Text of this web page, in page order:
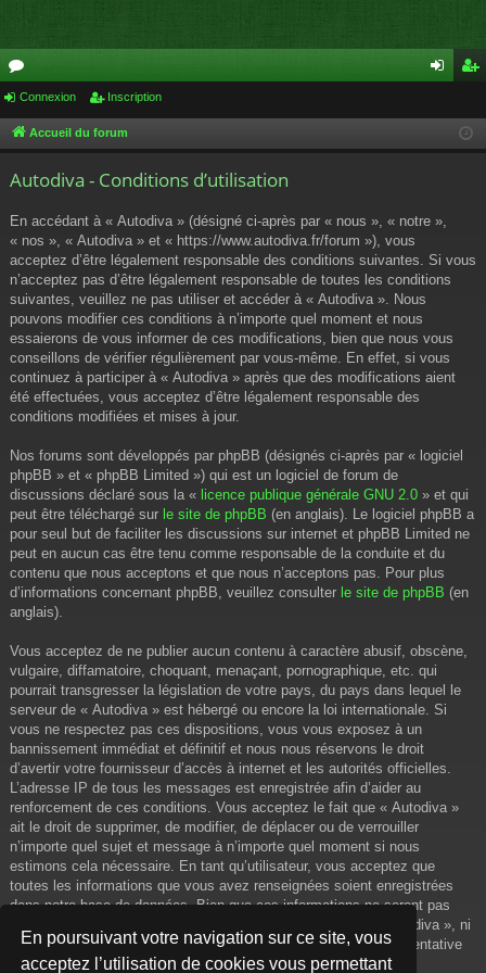
En poursuivant votre navigation sur ce site, vous
acceptez l’utilisation de cookies vous permettant
or
u cri
Connexion Inscription
Accueil du forum
Autodiva - Conditions d’utilisation
En accédant à « Autodiva » (désigné ci-après par « nous », « notre »,
« nos », « Autodiva » et « https://www.autodiva.fr/forum »), vous
acceptez d’être légalement responsable des conditions suivantes. Si vous
n’acceptez pas d’être légalement responsable de toutes les conditions
suivantes, veuillez ne pas utiliser et accéder à « Autodiva ». Nous
pouvons modifier ces conditions à n’importe quel moment et nous
essaierons de vous informer de ces modifications, bien que nous vous
conseillons de vérifier régulièrement par vous-même. En effet, si vous
continuez à participer à « Autodiva » après que des modifications aient
été effectuées, vous acceptez d’être légalement responsable des
conditions modifiées et mises à jour.
Nos forums sont développés par phpBB (désignés ci-après par « logiciel
phpBB » et « phpBB Limited ») qui est un logiciel de forum de
discussions déclaré sous la « licence publique générale GNU 2.0 » et qui
peut être téléchargé sur le site de phpBB (en anglais). Le logiciel phpBB a
pour seul but de faciliter les discussions sur internet et phpBB Limited ne
peut en aucun cas être tenu comme responsable de la conduite et du
contenu que nous acceptons et que nous n’acceptons pas. Pour plus
d’informations concernant phpBB, veuillez consulter le site de phpBB (en
anglais).
Vous acceptez de ne publier aucun contenu à caractère abusif, obscène,
vulgaire, diffamatoire, choquant, menaçant, pornographique, etc. qui
pourrait transgresser la législation de votre pays, du pays dans lequel le
serveur de « Autodiva » est hébergé ou encore la loi internationale. Si
vous ne respectez pas ces dispositions, vous vous exposez à un
bannissement immédiat et définitif et nous nous réservons le droit
d’avertir votre fournisseur d’accès à internet et les autorités officielles.
L’adresse IP de tous les messages est enregistrée afin d’aider au
renforcement de ces conditions. Vous acceptez le fait que « Autodiva »
ait le droit de supprimer, de modifier, de déplacer ou de verrouiller
n’importe quel sujet et message à n’importe quel moment si nous
estimons cela nécessaire. En tant qu’utilisateur, vous acceptez que
toutes les informations que vous avez renseignées soient enregistrées
dans notre base de données. Bien que ces informations ne seront pas
diffusées à une tierce partie sans votre consentement, ni « Autodiva », ni
phpBB, ne pourront être tenus comme responsables en cas de tentative
de piratage informatique visant à compromettre vos données.